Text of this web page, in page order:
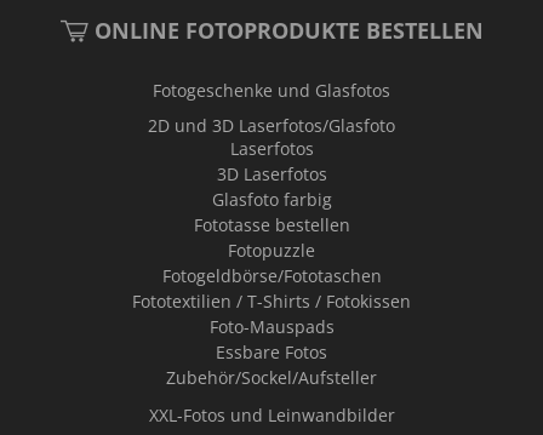
ONLINE FOTOPRODUKTE BESTELLEN
Fotogeschenke und Glasfotos
2D und 3D Laserfotos/Glasfoto
Laserfotos
3D Laserfotos
Glasfoto farbig
Fototasse bestellen
Fotopuzzle
Fotogeldbörse/Fototaschen
Fototextilien / T-Shirts / Fotokissen
Foto-Mauspads
Essbare Fotos
Zubehör/Sockel/Aufsteller
XXL-Fotos und Leinwandbilder